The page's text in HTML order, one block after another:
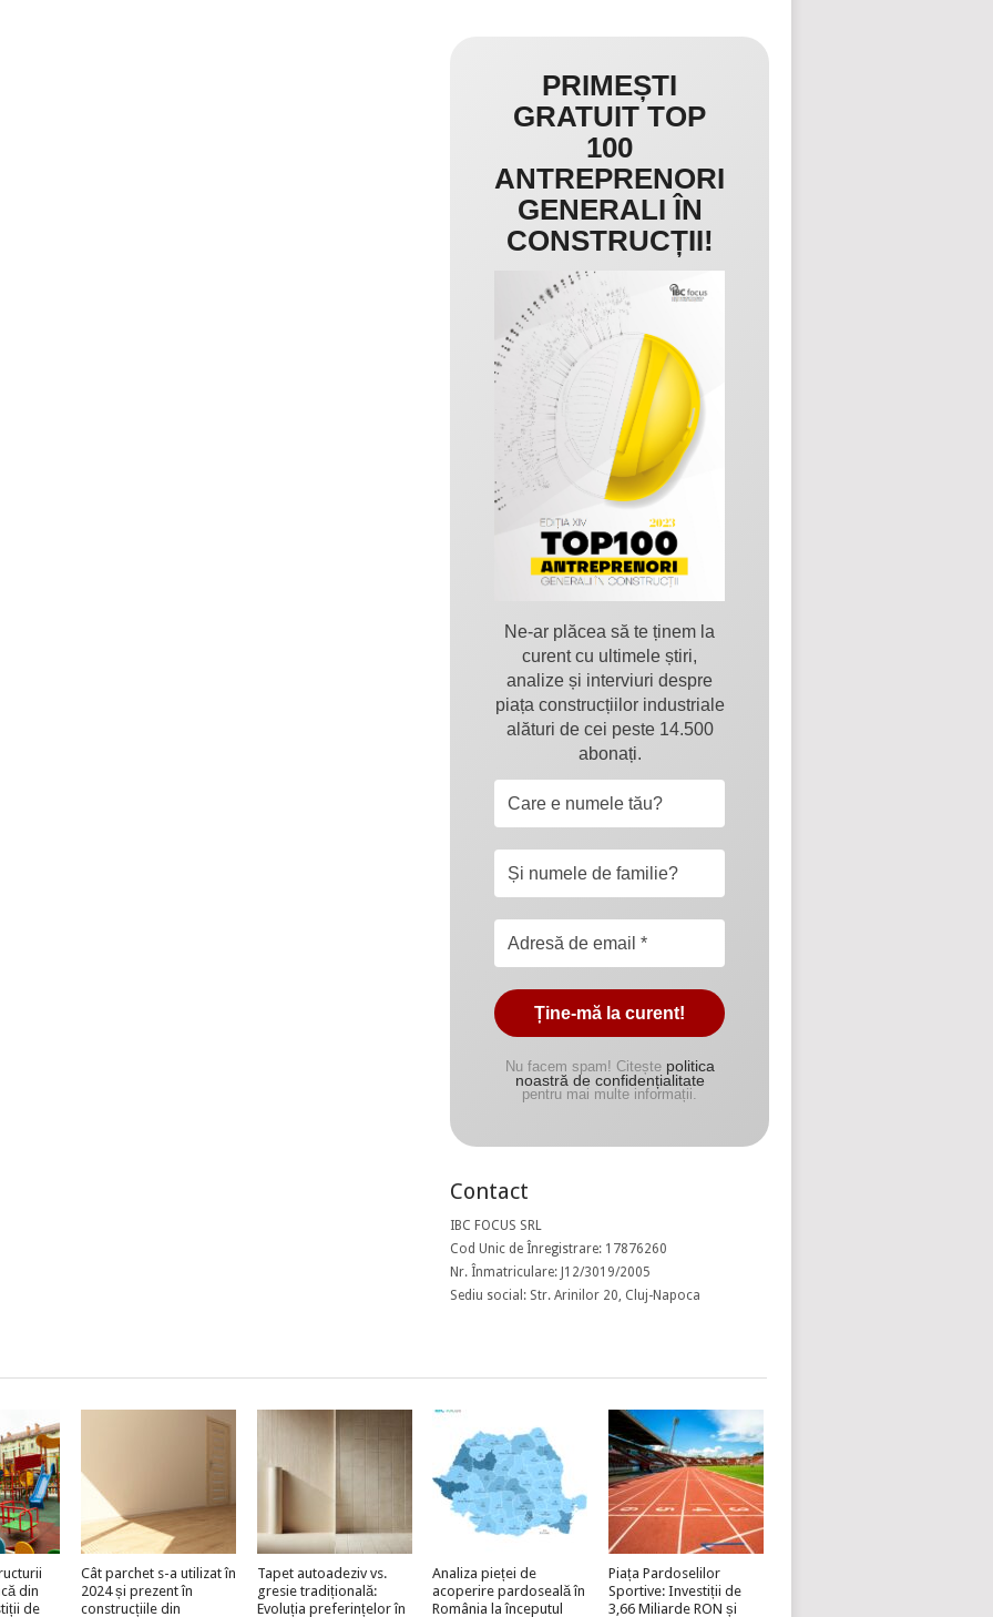
PRIMEȘTI
GRATUIT TOP
100
ANTREPRENORI
GENERALI ÎN
CONSTRUCȚII!
Ne-ar plăcea să te ținem la
curent cu ultimele știri,
analize și interviuri despre
piața construcțiilor industriale
alături de cei peste 14.500
abonați.
Nu facem spam! Citește politica
noastră de confidențialitate
pentru mai multe informații.
Contact
IBC FOCUS SRL
Cod Unic de Înregistrare: 17876260
Nr. Înmatriculare: J12/3019/2005
Sediu social: Str. Arinilor 20, Cluj-Napoca
din
de
Cât parchet s-a utilizat în
2024 și prezent în
construcțiile din
Tapet autoadeziv vs.
gresie tradițională:
Evoluția preferințelor în
Analiza pieței de
acoperire pardoseală în
România la începutul
Piața Pardoselilor
Sportive: Investiții de
3,66 Miliarde RON și